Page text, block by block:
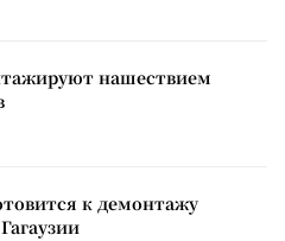
нашествием
к демонтажу